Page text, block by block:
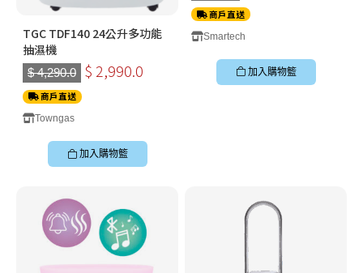
TGC TDF140 24公升多功能
抽濕機
$ 4,290.0 $ 2,990.0
商戶直送
Towngas
加入購物籃
商戶直送
Smartech
加入購物籃